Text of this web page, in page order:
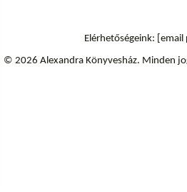
Elérhetőségeink: [email
© 2026 Alexandra Könyvesház. Minden